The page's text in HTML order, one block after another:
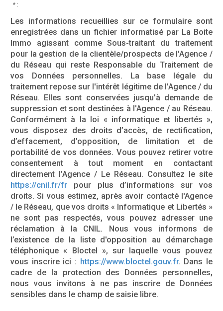
* :
Les informations recueillies sur ce formulaire sont
enregistrées dans un fichier informatisé par La Boite
Immo agissant comme Sous-traitant du traitement
pour la gestion de la clientèle/prospects de l'Agence /
du Réseau qui reste Responsable du Traitement de
vos Données personnelles. La base légale du
traitement repose sur l'intérêt légitime de l'Agence / du
Réseau. Elles sont conservées jusqu'à demande de
suppression et sont destinées à l'Agence / au Réseau.
Conformément à la loi « informatique et libertés »,
vous disposez des droits d’accès, de rectification,
d’effacement, d’opposition, de limitation et de
portabilité de vos données. Vous pouvez retirer votre
consentement à tout moment en contactant
directement l’Agence / Le Réseau. Consultez le site
https://cnil.fr/fr pour plus d’informations sur vos
droits. Si vous estimez, après avoir contacté l'Agence
/ le Réseau, que vos droits « Informatique et Libertés »
ne sont pas respectés, vous pouvez adresser une
réclamation à la CNIL. Nous vous informons de
l’existence de la liste d'opposition au démarchage
téléphonique « Bloctel », sur laquelle vous pouvez
vous inscrire ici : https://www.bloctel.gouv.fr. Dans le
cadre de la protection des Données personnelles,
nous vous invitons à ne pas inscrire de Données
sensibles dans le champ de saisie libre.